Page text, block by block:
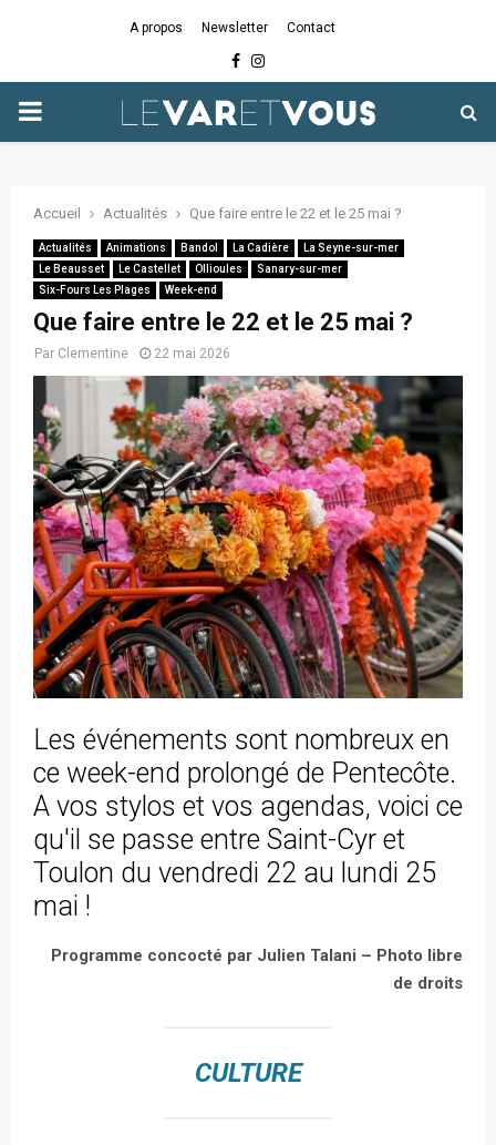
A propos Newsletter Contact
Facebook
Instagram
PRIMARY
Accueil Actualités Que faire entre le 22 et le 25 mai ?
Actualités Animations Bandol La Cadière
La Seyne-sur-mer
Le Beausset
Le Castellet Ollioules
Sanary-sur-mer
Six-Fours Les Plages
Week-end
Que faire entre le 22 et le 25 mai ?
Par Clementine 22 mai 2026
Les événements sont nombreux en
ce week-end prolongé de Pentecôte.
A vos stylos et vos agendas, voici ce
qu'il se passe entre Saint-Cyr et
Toulon du vendredi 22 au lundi 25
mai !
Programme concocté par Julien Talani – Photo libre
de droits
CULTURE